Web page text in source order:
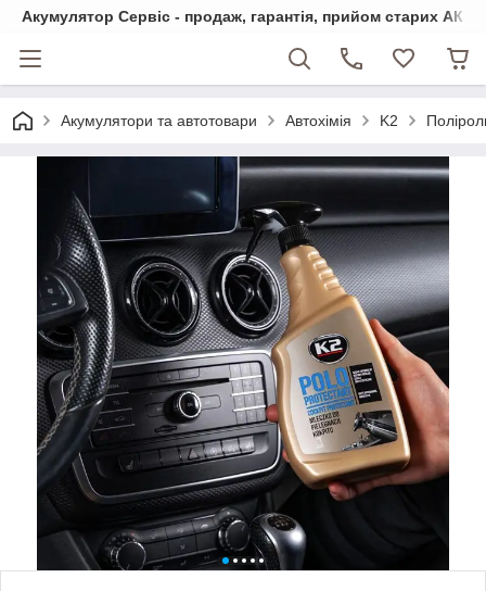
Акумулятор Сервіс - продаж, гарантія, прийом старих АКБ
Акумулятори та автотовари Автохімія K2